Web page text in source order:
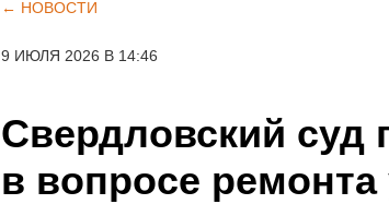
← НОВОСТИ
9 ИЮЛЯ 2026 В 14:46
Свердловский суд
в вопросе